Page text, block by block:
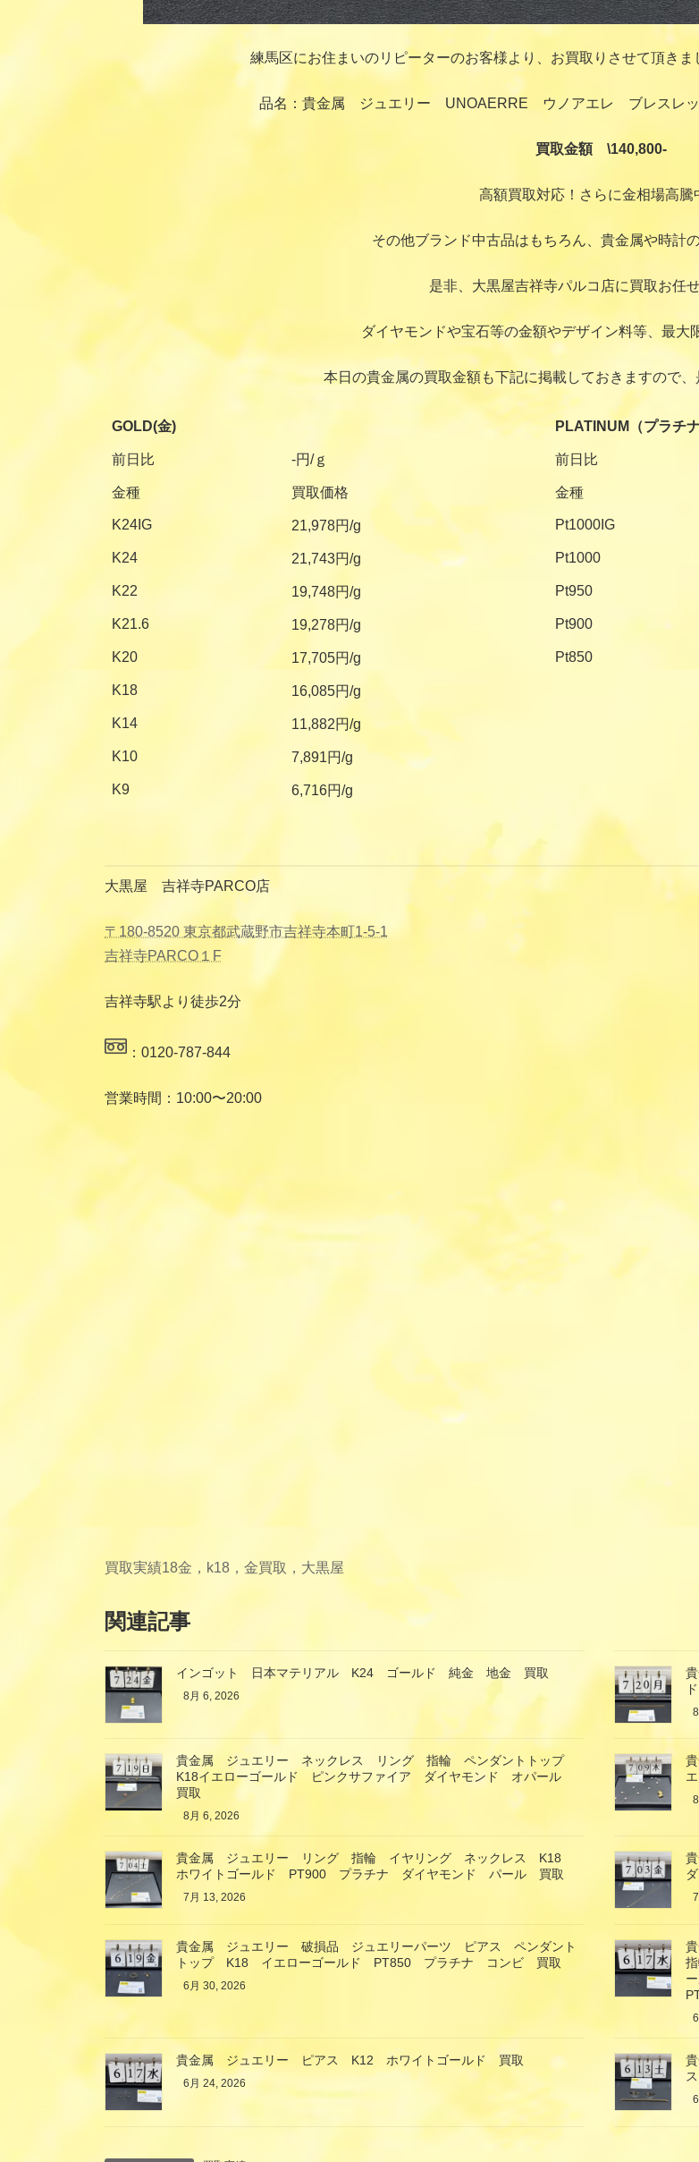
練馬区にお住まいのリピーターのお客様より、お買取りさせて頂きま
品名：貴金属 ジュエリー UNOAERRE ウノアエレ ブレスレ
買取金額 \140,800-
高額買取対応！さらに金相場高騰
その他ブランド中古品はもちろん、貴金属や時計
是非、大黒屋吉祥寺パルコ店に買取お任
ダイヤモンドや宝石等の金額やデザイン料等、最大
本日の貴金属の買取金額も下記に掲載しておきますので
GOLD(金) PLATINUM（プラチナ
前日比 -円/ｇ 前日比
金種 買取価格 金種
K24IG 21,978円/g Pt1000IG
K24 21,743円/g Pt1000
K22 19,748円/g Pt950
K21.6 19,278円/g Pt900
K20 17,705円/g Pt850
K18 16,085円/g
K14 11,882円/g
K10 7,891円/g
K9 6,716円/g
大黒屋 吉祥寺PARCO店
〒180-8520 東京都武蔵野市吉祥寺本町1-5-1
吉祥寺PARCO１F
吉祥寺駅より徒歩2分
：0120-787-844
営業時間：10:00〜20:00
買取実績18金，k18，金買取，大黒屋
関連記事
インゴット 日本マテリアル K24 ゴールド 純金 地金 買取
8月 6, 2026
貴金属 ジュエリー ネックレス リング 指輪 ペンダントトップ
K18イエローゴールド ピンクサファイア ダイヤモンド オパール
買取
8月 6, 2026
貴金属 ジュエリー リング 指輪 イヤリング ネックレス K18
ホワイトゴールド PT900 プラチナ ダイヤモンド パール 買取
7月 13, 2026
貴金属 ジュエリー 破損品 ジュエリーパーツ ピアス ペンダント
トップ K18 イエローゴールド PT850 プラチナ コンビ 買取
6月 30, 2026
貴金属 ジュエリー ピアス K12 ホワイトゴールド 買取
6月 24, 2026